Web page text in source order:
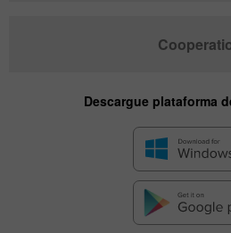
Descargue plataforma